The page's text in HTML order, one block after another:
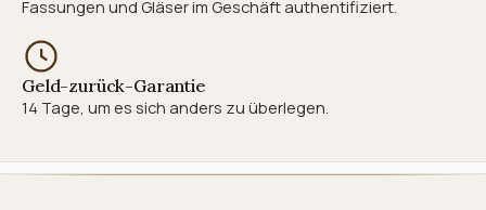
Fassungen und Gläser im Geschäft authentifiziert.
Geld-zurück-Garantie
14 Tage, um es sich anders zu überlegen.